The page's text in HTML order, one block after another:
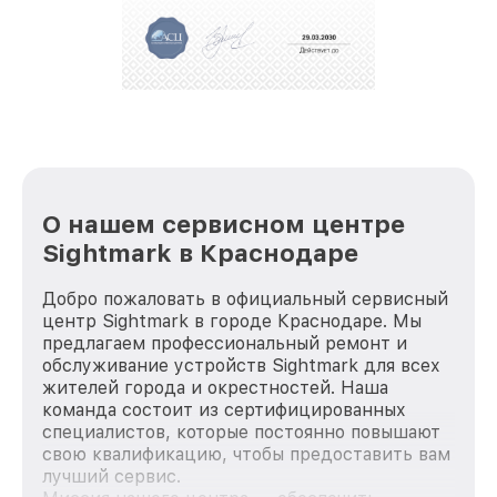
положительные отзывы и обрели отличную
репутацию. Мы постоянно совершенствуемся и
О нашем сервисном центре
Sightmark в Краснодаре
Добро пожаловать в официальный сервисный
центр Sightmark в городе Краснодаре. Мы
предлагаем профессиональный ремонт и
обслуживание устройств Sightmark для всех
жителей города и окрестностей. Наша
команда состоит из сертифицированных
специалистов, которые постоянно повышают
свою квалификацию, чтобы предоставить вам
лучший сервис.